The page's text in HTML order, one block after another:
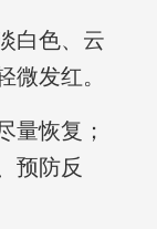
白色、云
微发红。
量恢复；
预防反